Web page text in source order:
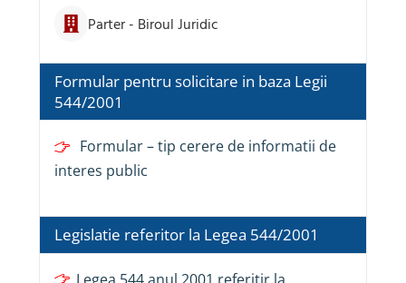
Parter - Biroul Juridic
Formular pentru solicitare in baza Legii
544/2001
Formular – tip cerere de informatii de
interes public
Legislatie referitor la Legea 544/2001
Legea 544 anul 2001 referitir la